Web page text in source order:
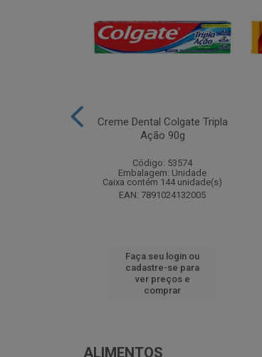
Creme Dental Colgate Tripla
Ação 90g
Código: 53574
Embalagem: Unidade
Caixa contém 144 unidade(s)
EAN: 7891024132005
Faça seu login ou
cadastre-se para
ver preços e
comprar
ALIMENTOS